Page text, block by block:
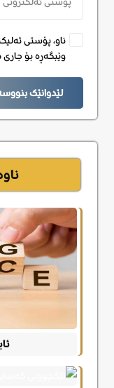
ناو، پۆستی
وێبگەڕە بۆ
لێدوانێک